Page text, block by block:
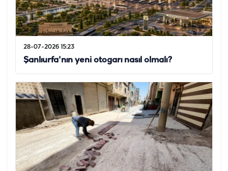
28-07-2026 15:23
Şanlıurfa'nın yeni otogarı nasıl olmalı?